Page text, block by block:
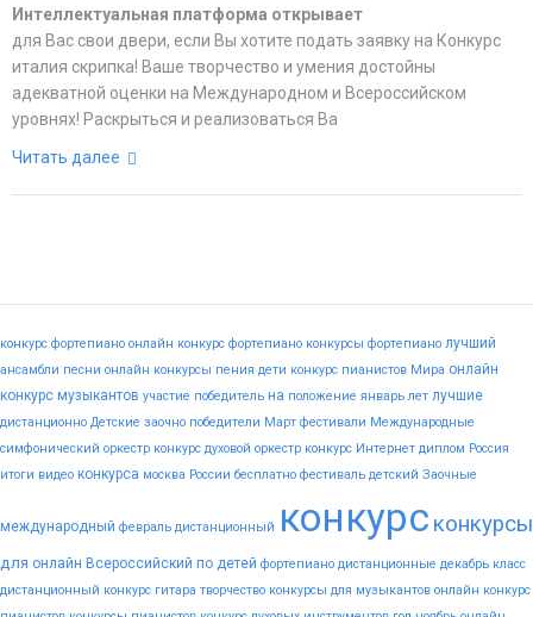
Интеллектуальная платформа открывает
для Вас свои двери, если Вы хотите подать заявку на Конкурс
италия скрипка! Ваше творчество и умения достойны
адекватной оценки на Международном и Всероссийском
уровнях! Раскрыться и реализоваться Ва
Читать далее
конкурс фортепиано онлайн конкурс фортепиано конкурсы фортепиано лучший
ансамбли песни онлайн конкурсы пения дети конкурс пианистов Мира онлайн
конкурс музыкантов участие победитель на положение январь лет лучшие
дистанционно Детские заочно победители Март фестивали Международные
симфонический оркестр конкурс духовой оркестр конкурс Интернет диплом Россия
итоги видео конкурса москва России бесплатно фестиваль детский Заочные
международный февраль дистанционный конкурс конкурсы
для онлайн Всероссийский по детей фортепиано дистанционные декабрь класс
дистанционный конкурс гитара творчество конкурсы для музыкантов онлайн конкурс